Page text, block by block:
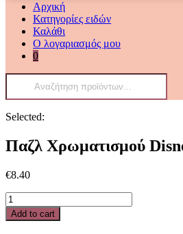
Αρχική
Κατηγορίες ειδών
Καλάθι
Ο λογαριασμός μου
0
Products
Selected:
Παζλ Χρωματισμού
€8.40
Παζλ
Χρωματισμού
Disney
Add to cart